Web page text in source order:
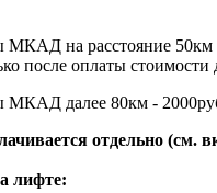
МКАД на расстояние 50км
после оплаты стоимости
МКАД далее 80км -
отдельно (см.
лифте: